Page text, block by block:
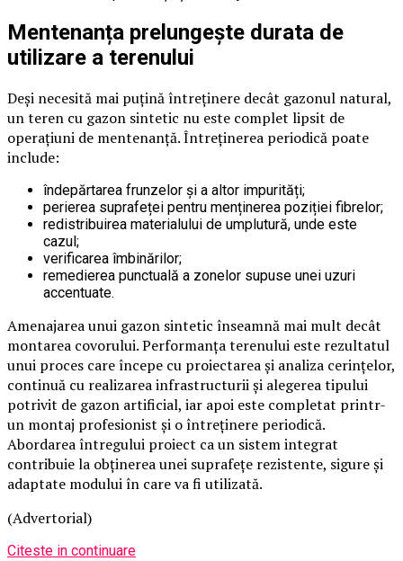
Mentenanța prelungește durata de
utilizare a terenului
Deși necesită mai puțină întreținere decât gazonul natural,
un teren cu gazon sintetic nu este complet lipsit de
operațiuni de mentenanță. Întreținerea periodică poate
include:
îndepărtarea frunzelor și a altor impurități;
perierea suprafeței pentru menținerea poziției fibrelor;
redistribuirea materialului de umplutură, unde este
cazul;
verificarea îmbinărilor;
remedierea punctuală a zonelor supuse unei uzuri
accentuate.
Amenajarea unui gazon sintetic înseamnă mai mult decât
montarea covorului. Performanța terenului este rezultatul
unui proces care începe cu proiectarea și analiza cerințelor,
continuă cu realizarea infrastructurii și alegerea tipului
potrivit de gazon artificial, iar apoi este completat printr-
un montaj profesionist și o întreținere periodică.
Abordarea întregului proiect ca un sistem integrat
contribuie la obținerea unei suprafețe rezistente, sigure și
adaptate modului în care va fi utilizată.
(Advertorial)
Citeste in continuare